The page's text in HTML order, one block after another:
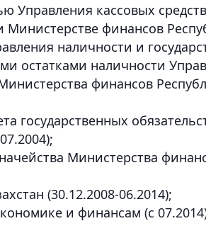
Управления кассовых
Министерстве финансов
наличности и
остатками наличности
финансов
государственных
Министерства
(30.12.2008-06.2014);
и финансам (с